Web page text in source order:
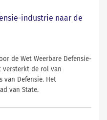
industrie naar de
de Wet Weerbare Defensie-
versterkt de rol van
van Defensie. Het
van State.